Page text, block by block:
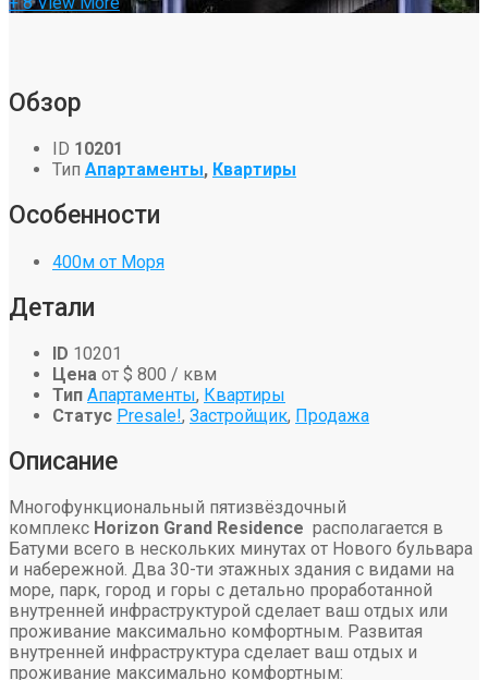
Обзор
ID 10201
Тип Апартаменты, Квартиры
Особенности
400м от Моря
Детали
ID 10201
Цена от $ 800 / квм
Тип Апартаменты, Квартиры
Статус Presale!, Застройщик, Продажа
Описание
Многофункциональный пятизвёздочный
комплекс Horizon Grand Residence располагается в
Батуми всего в нескольких минутах от Нового бульвара
и набережной. Два 30-ти этажных здания с видами на
море, парк, город и горы с детально проработанной
внутренней инфраструктурой сделает ваш отдых или
проживание максимально комфортным. Развитая
внутренней инфраструктура сделает ваш отдых и
проживание максимально комфортным: